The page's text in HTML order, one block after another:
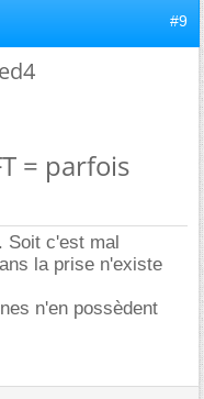
#9
= parfois
Soit c'est mal
la prise n'existe
n'en possèdent